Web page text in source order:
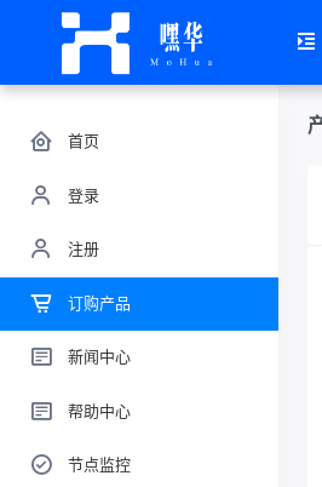
首页
登录
注册
订购产品
新闻中心
帮助中心
节点监控